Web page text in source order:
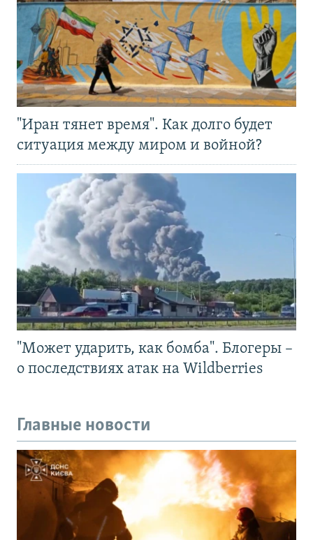
"Иран тянет время". Как долго будет
ситуация между миром и войной?
"Может ударить, как бомба". Блогеры –
о последствиях атак на Wildberries
Главные новости